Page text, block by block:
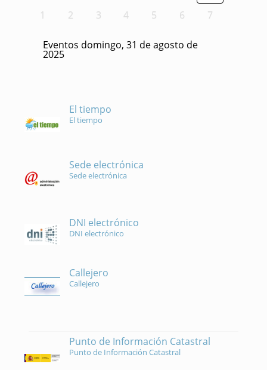
1
2 3 4 5 6 7
Eventos domingo, 31 de agosto de
2025
El tiempo
El tiempo
Sede electrónica
Sede electrónica
DNI electrónico
DNI electrónico
Callejero
Callejero
Punto de Información Catastral
Punto de Información Catastral